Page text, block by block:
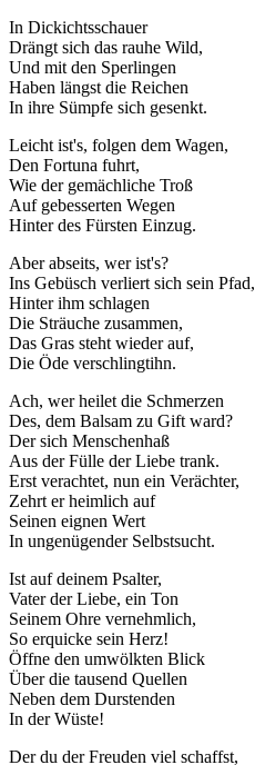
In Dickichtsschauer
Drängt sich das rauhe Wild,
Und mit den Sperlingen
Haben längst die Reichen
In ihre Sümpfe sich gesenkt.
Leicht ist's, folgen dem Wagen,
Den Fortuna fuhrt,
Wie der gemächliche Troß
Auf gebesserten Wegen
Hinter des Fürsten Einzug.
Aber abseits, wer ist's?
Ins Gebüsch verliert sich sein Pfad,
Hinter ihm schlagen
Die Sträuche zusammen,
Das Gras steht wieder auf,
Die Öde verschlingtihn.
Ach, wer heilet die Schmerzen
Des, dem Balsam zu Gift ward?
Der sich Menschenhaß
Aus der Fülle der Liebe trank.
Erst verachtet, nun ein Verächter,
Zehrt er heimlich auf
Seinen eignen Wert
In ungenügender Selbstsucht.
Ist auf deinem Psalter,
Vater der Liebe, ein Ton
Seinem Ohre vernehmlich,
So erquicke sein Herz!
Öffne den umwölkten Blick
Über die tausend Quellen
Neben dem Durstenden
In der Wüste!
Der du der Freuden viel schaffst,